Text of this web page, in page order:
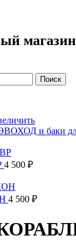
магазин
Поиск
и баки
4 500 ₽
4 500 ₽